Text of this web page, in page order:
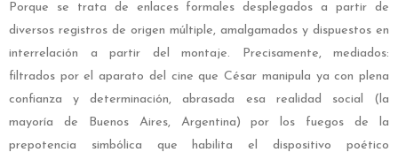
Porque se trata de enlaces formales desplegados a partir de
diversos registros de origen múltiple, amalgamados y dispuestos en
interrelación a partir del montaje. Precisamente, mediados:
filtrados por el aparato del cine que César manipula ya con plena
confianza y determinación, abrasada esa realidad social (la
mayoría de Buenos Aires, Argentina) por los fuegos de la
prepotencia simbólica que habilita el dispositivo poético